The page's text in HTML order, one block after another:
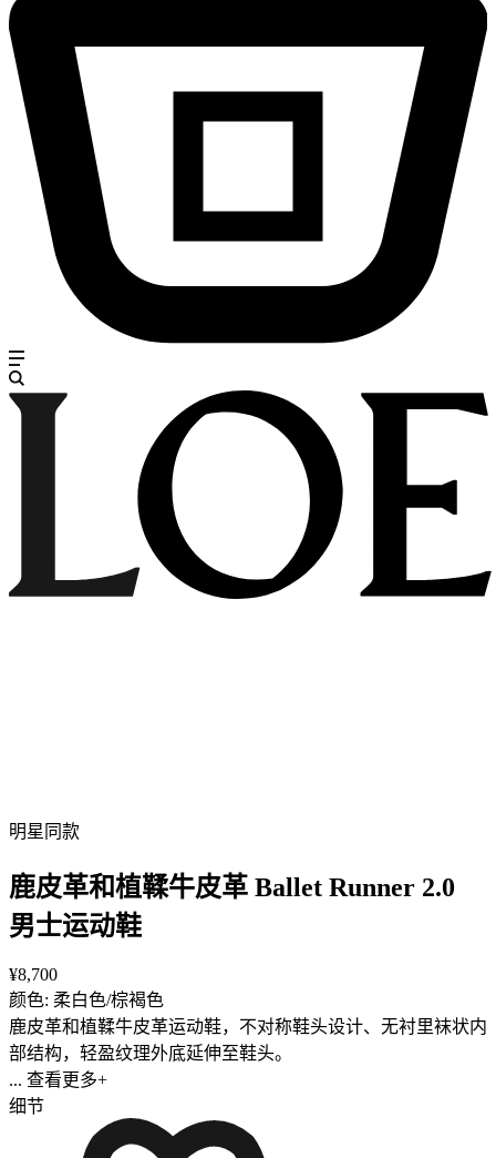
明星同款
鹿皮革和植鞣牛皮革 Ballet Runner 2.0
男士运动鞋
¥8,700
颜色: 柔白色/棕褐色
鹿皮革和植鞣牛皮革运动鞋，不对称鞋头设计、无衬里袜状内
部结构，轻盈纹理外底延伸至鞋头。
... 查看更多+
细节